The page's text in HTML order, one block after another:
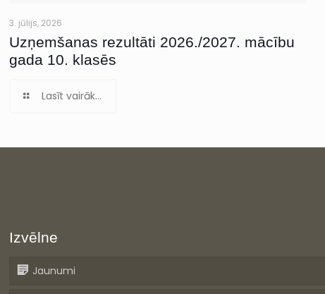
3. jūlijs, 2026
Uzņemšanas rezultāti 2026./2027. mācību
gada 10. klasēs
Lasīt vairāk...
Izvēlne
Jaunumi